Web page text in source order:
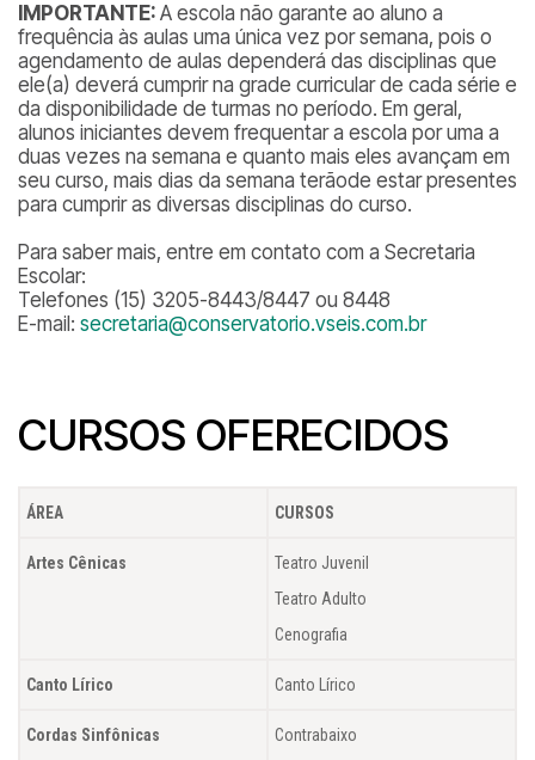
IMPORTANTE: A escola não garante ao aluno a
frequência às aulas uma única vez por semana, pois o
agendamento de aulas dependerá das disciplinas que
ele(a) deverá cumprir na grade curricular de cada série e
da disponibilidade de turmas no período. Em geral,
alunos iniciantes devem frequentar a escola por uma a
duas vezes na semana e quanto mais eles avançam em
seu curso, mais dias da semana terãode estar presentes
para cumprir as diversas disciplinas do curso.
Para saber mais, entre em contato com a Secretaria
Escolar:
Telefones (15) 3205-8443/8447 ou 8448
E-mail: secretaria@conservatorio.vseis.com.br
CURSOS OFERECIDOS
ÁREA CURSOS
Artes Cênicas
Teatro Juvenil
Teatro Adulto
Cenografia
Canto Lírico Canto Lírico
Cordas Sinfônicas
Contrabaixo